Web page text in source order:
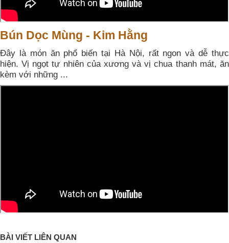
Bún Dọc Mùng - Kim Hằng
Đây là món ăn phổ biến tại Hà Nội, rất ngon và dễ thực
hiện. Vị ngọt tự nhiên của xương và vị chua thanh mát, ăn
kèm với những ...
BÀI VIẾT LIÊN QUAN